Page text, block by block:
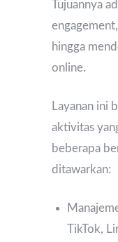
Tujuannya
hingga
online.
Layanan ini
aktivitas
beberapa
ditawarkan:
TikTok,